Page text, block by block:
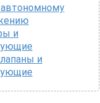
автономному
и
и